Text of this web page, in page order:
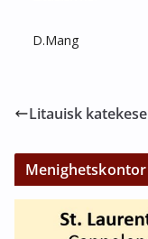
D.Mang
Litauisk katekese
Menighetskontor